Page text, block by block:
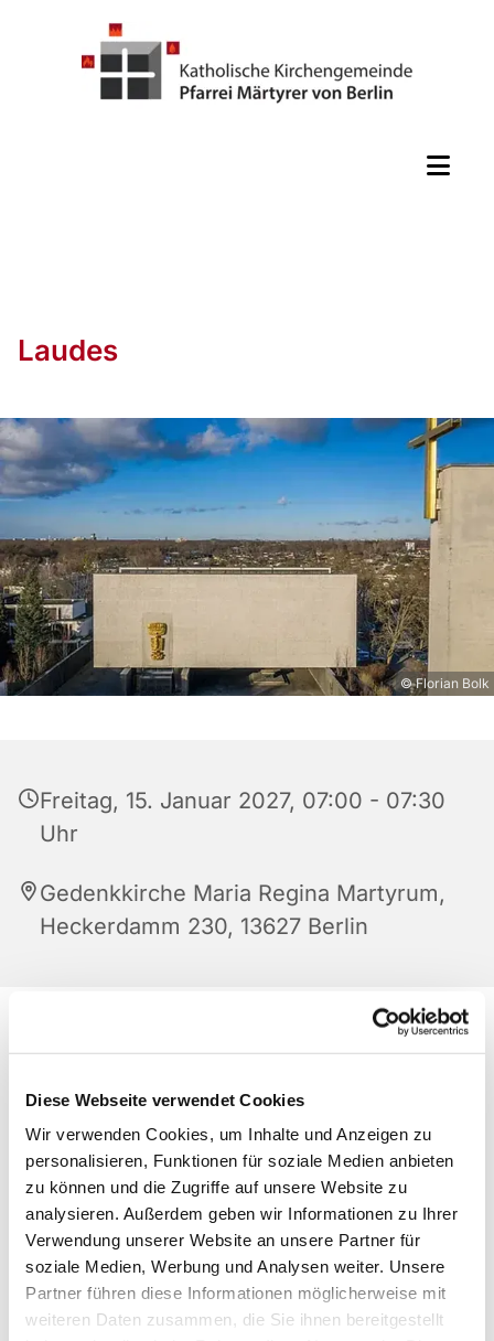
Diese Webseite verwendet Cookies
Wir verwenden Cookies, um Inhalte und Anzeigen zu
personalisieren, Funktionen für soziale Medien anbieten
zu können und die Zugriffe auf unsere Website zu
analysieren. Außerdem geben wir Informationen zu Ihrer
Verwendung unserer Website an unsere Partner für
soziale Medien, Werbung und Analysen weiter. Unsere
Partner führen diese Informationen möglicherweise mit
weiteren Daten zusammen, die Sie ihnen bereitgestellt
Laudes
© Florian Bolk
Freitag, 15. Januar 2027, 07:00 - 07:30
Uhr
Gedenkkirche Maria Regina Martyrum,
Heckerdamm 230, 13627 Berlin